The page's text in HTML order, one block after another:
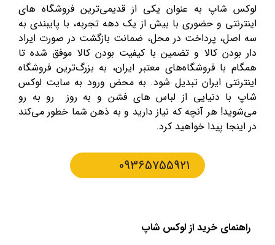
لوکس شاپ به عنوان یکی از قدیمی‌ترین فروشگاه های
اینترنتی و حضوری با بیش از یک دهه تجربه، با پایبندی به
سه اصل، پرداخت در محل، ضمانت بازگشت در صورت ایراد
دار بودن کالا و تضمین با کیفیت بودن کالا موفق شده تا
همگام با فروشگاه‌های معتبر ایران، به بزرگ‌ترین فروشگاه
اینترنتی ایران تبدیل شود. به محض ورود به سایت لوکس
شاپ با دنیایی از لباس های فشن و به روز رو به رو
می‌شوید! هر آنچه که نیاز دارید و به ذهن شما خطور می‌کند
در اینجا پیدا خواهید کرد.
09365755921
راهنمای خرید از لوکس شاپ